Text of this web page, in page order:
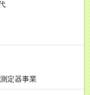
定器事業